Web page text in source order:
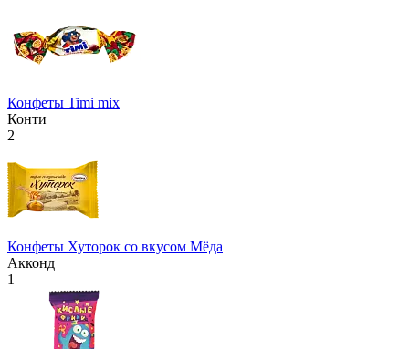
Конфеты Timi mix
Конти
2
Конфеты Хуторок со вкусом Мёда
Акконд
1